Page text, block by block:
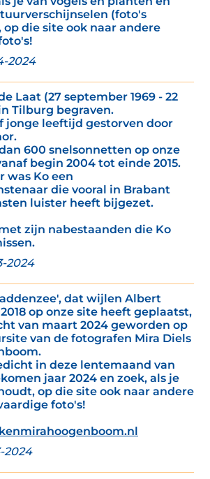
(foto's
op die site ook naar andere
2024
Laat (27 september 1969 - 22
Tilburg begraven.
jonge leeftijd gestorven door
600 snelsonnetten op onze
begin 2004 tot einde 2015.
was Ko een
die vooral in Brabant
luister heeft bijgezet.
zijn nabestaanden die Ko
2024
dat wijlen Albert
op onze site heeft geplaatst,
van maart 2024 geworden op
van de fotografen Mira Diels
in deze lentemaand van
jaar 2024 en zoek, als je
op die site ook naar andere
foto's!
2024